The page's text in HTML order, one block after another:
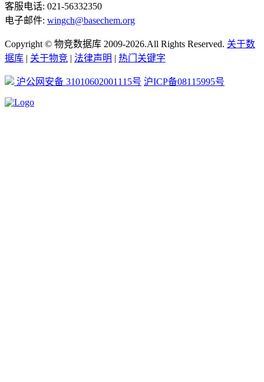
客服电话: 021-56332350
电子邮件: wingch@basechem.org
Copyright © 物竞数据库 2009-2026.All Rights Reserved. 关于数
据库 | 关于物竞 | 法律声明 | 热门关键字
沪公网安备 31010602001115号 沪ICP备08115995号